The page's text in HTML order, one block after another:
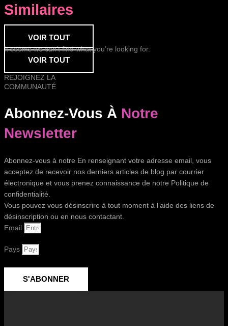
Similaires
VOIR TOUT
It seems we can’t find what you’re looking for.
VOIR TOUT
REJOIGNEZ LA
COMMUNAUTÉ
Abonnez-Vous À Notre
Newsletter
Abonnez-vous à notre En renseignant votre adresse email, vous
acceptez de recevoir nos derniers articles de blog par courrier
électronique et vous prenez connaissance de notre Politique de
confidentialité.
Vous pouvez vous désinscrire à tout moment à l’aide des liens de
désinscription ou en nous contactant.
Email
Pays
S'ABONNER